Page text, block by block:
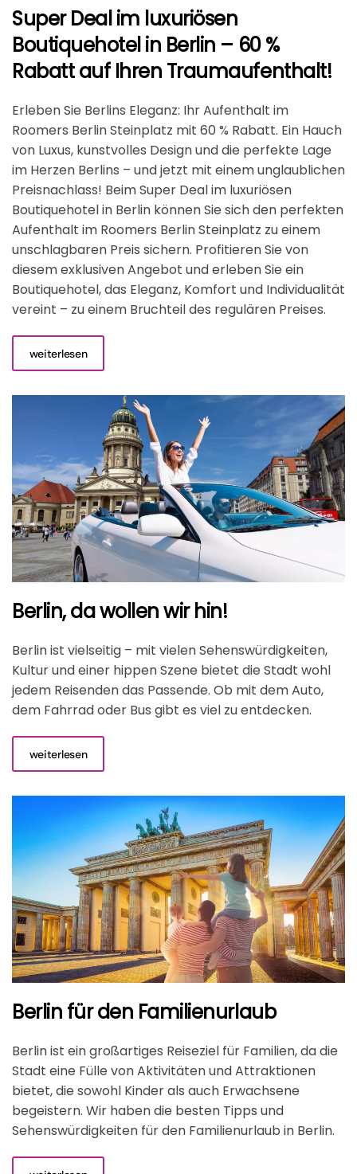
Super Deal im luxuriösen
Boutiquehotel in Berlin – 60 %
Rabatt auf Ihren Traumaufenthalt!
Erleben Sie Berlins Eleganz: Ihr Aufenthalt im
Roomers Berlin Steinplatz mit 60 % Rabatt. Ein Hauch
von Luxus, kunstvolles Design und die perfekte Lage
im Herzen Berlins – und jetzt mit einem unglaublichen
Preisnachlass! Beim Super Deal im luxuriösen
Boutiquehotel in Berlin können Sie sich den perfekten
Aufenthalt im Roomers Berlin Steinplatz zu einem
unschlagbaren Preis sichern. Profitieren Sie von
diesem exklusiven Angebot und erleben Sie ein
Boutiquehotel, das Eleganz, Komfort und Individualität
vereint – zu einem Bruchteil des regulären Preises.
weiterlesen
Berlin, da wollen wir hin!
Berlin ist vielseitig – mit vielen Sehenswürdigkeiten,
Kultur und einer hippen Szene bietet die Stadt wohl
jedem Reisenden das Passende. Ob mit dem Auto,
dem Fahrrad oder Bus gibt es viel zu entdecken.
weiterlesen
Berlin für den Familienurlaub
Berlin ist ein großartiges Reiseziel für Familien, da die
Stadt eine Fülle von Aktivitäten und Attraktionen
bietet, die sowohl Kinder als auch Erwachsene
begeistern. Wir haben die besten Tipps und
Sehenswürdigkeiten für den Familienurlaub in Berlin.